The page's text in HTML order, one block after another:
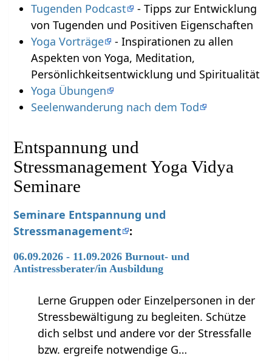
Tugenden Podcast
- Tipps zur Entwicklung
von Tugenden und Positiven Eigenschaften
Yoga Vorträge
- Inspirationen zu allen
Aspekten von Yoga, Meditation,
Persönlichkeitsentwicklung und Spiritualität
Yoga Übungen
Seelenwanderung nach dem Tod
Entspannung und
Stressmanagement Yoga Vidya
Seminare
Seminare Entspannung und
Stressmanagement :
06.09.2026 - 11.09.2026 Burnout- und
Antistressberater/in Ausbildung
Lerne Gruppen oder Einzelpersonen in der
Stressbewältigung zu begleiten. Schütze
dich selbst und andere vor der Stressfalle
bzw. ergreife notwendige G…